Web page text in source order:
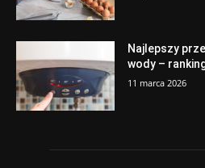
Najlepszy
wody –
11 marca 2026